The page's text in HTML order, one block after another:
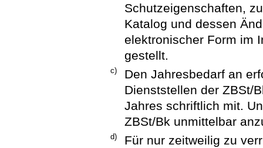
Schutzeigenschaften,
Katalog und dessen
elektronischer Form im
gestellt.
c)
Den Jahresbedarf an
Dienststellen der ZBSt/
Jahres schriftlich mit.
ZBSt/Bk unmittelbar
d)
Für nur zeitweilig zu